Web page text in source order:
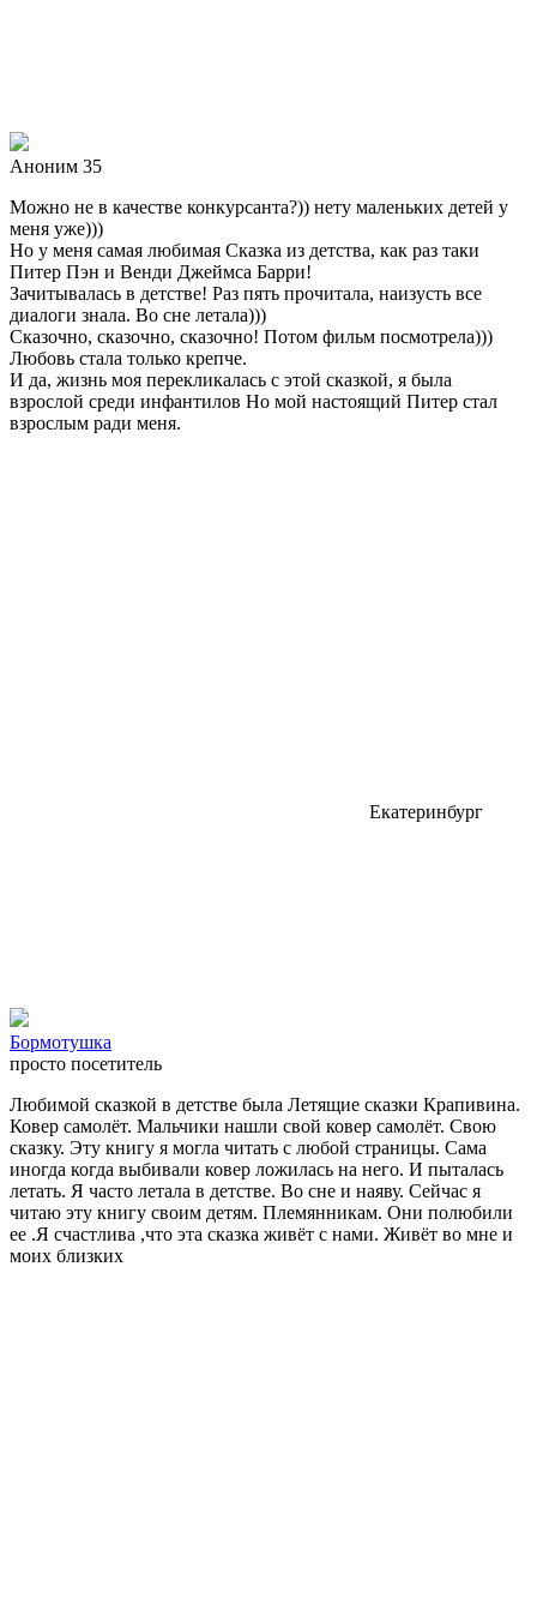
Аноним 35
Можно не в качестве конкурсанта?)) нету маленьких детей у
меня уже)))
Но у меня самая любимая Сказка из детства, как раз таки
Питер Пэн и Венди Джеймса Барри!
Зачитывалась в детстве! Раз пять прочитала, наизусть все
диалоги знала. Во сне летала)))
Сказочно, сказочно, сказочно! Потом фильм посмотрела)))
Любовь стала только крепче.
И да, жизнь моя перекликалась с этой сказкой, я была
взрослой среди инфантилов Но мой настоящий Питер стал
взрослым ради меня.
Екатеринбург
Бормотушка
просто посетитель
Любимой сказкой в детстве была Летящие сказки Крапивина.
Ковер самолёт. Мальчики нашли свой ковер самолёт. Свою
сказку. Эту книгу я могла читать с любой страницы. Сама
иногда когда выбивали ковер ложилась на него. И пыталась
летать. Я часто летала в детстве. Во сне и наяву. Сейчас я
читаю эту книгу своим детям. Племянникам. Они полюбили
ее .Я счастлива ,что эта сказка живёт с нами. Живёт во мне и
моих близких